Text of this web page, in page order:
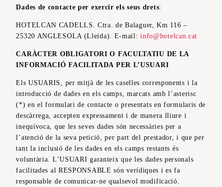
Dades de contacte per exercir els seus drets:
HOTELCAN CADELLS. Ctra. de Balaguer, Km 116 –
25320 ANGLESOLA (Lleida). E-mail:info@hotelcan.cat
CARÀCTER OBLIGATORI O FACULTATIU DE LA
INFORMACIÓ FACILITADA PER L’USUARI
Els USUARIS, per mitjà de les caselles corresponents i la
introducció de dades en els camps, marcats amb l’asterisc
(*) en el formulari de contacte o presentats en formularis de
descàrrega, accepten expressament i de manera lliure i
inequívoca, que les seves dades són necessàries per a
l’atenció de la seva petició, per part del prestador, i que per
tant la inclusió de les dades en els camps restants és
voluntària. L’USUARI garanteix que les dades personals
facilitades al RESPONSABLE són verídiques i es fa
responsable de comunicar-ne qualsevol modificació.